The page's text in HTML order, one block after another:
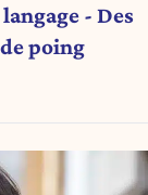
- Des
poing